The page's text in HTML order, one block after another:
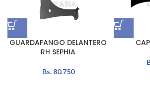
GUARDAFANGO DELANTERO
RH SEPHIA
Bs.80.750